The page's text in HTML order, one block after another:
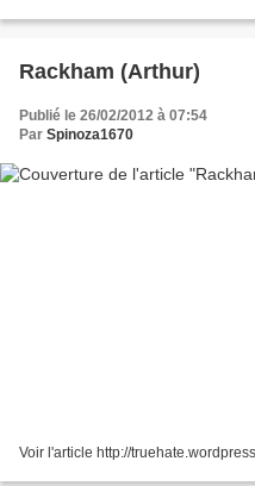
Rackham (Arthur)
Publié le 26/02/2012 à 07:54
Par Spinoza1670
Voir l'article http://